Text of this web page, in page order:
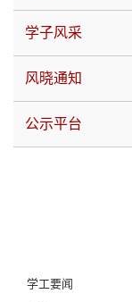
学子风采
风晓通知
公示平台
学工要闻